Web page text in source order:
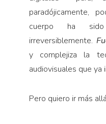
paradójicamente,
cuerpo ha sido
irreversiblemente.
y complejiza la
audiovisuales que ya
Pero quiero ir más